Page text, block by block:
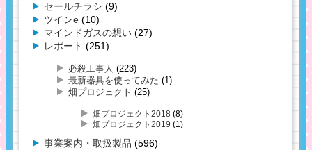
セールチラシ (9)
ツインe (10)
マインドガスの想い (27)
レポート (251)
必殺工事人 (223)
最新器具を使ってみた (1)
畑プロジェクト (25)
畑プロジェクト2018 (8)
畑プロジェクト2019 (1)
事業案内・取扱製品 (596)